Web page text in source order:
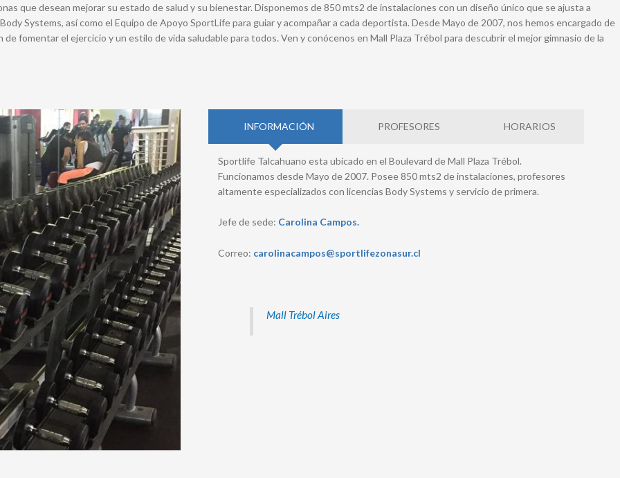
que desean mejorar su estado de salud y su bienestar. Disponemos de 850 mts2 de instalaciones con un diseño único que se ajusta a
Systems, así como el Equipo de Apoyo SportLife para guiar y acompañar a cada deportista. Desde Mayo de 2007, nos hemos encargado de
fomentar el ejercicio y un estilo de vida saludable para todos. Ven y conócenos en Mall Plaza Trébol para descubrir el mejor gimnasio de la
INFORMACIÓN PROFESORES HORARIOS
Sportlife Talcahuano esta ubicado en el Boulevard de Mall Plaza Trébol.
Funcionamos desde Mayo de 2007. Posee 850 mts2 de instalaciones, profesores
altamente especializados con licencias Body Systems y servicio de primera.
Jefe de sede: Carolina Campos.
Correo: carolinacampos@sportlifezonasur.cl
Mall Trébol Aires